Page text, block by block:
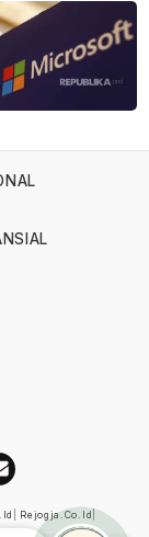
Rejogja.co.id